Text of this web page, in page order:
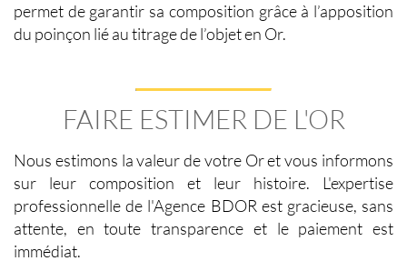
permet de garantir sa composition grâce à l’apposition
du poinçon lié autitrage de l’objet en Or.
FAIRE ESTIMER DE L'OR
Nous estimons lavaleur de votre Oret vous informons
sur leur composition et leur histoire. L'expertise
professionnelle de l'Agence BDOR est gracieuse, sans
attente, en toute transparence et le paiement est
immédiat.